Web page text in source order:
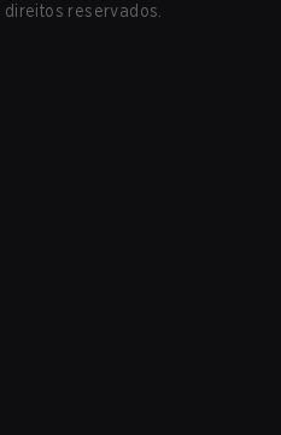
reservados.